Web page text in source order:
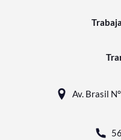
Av. Brasil